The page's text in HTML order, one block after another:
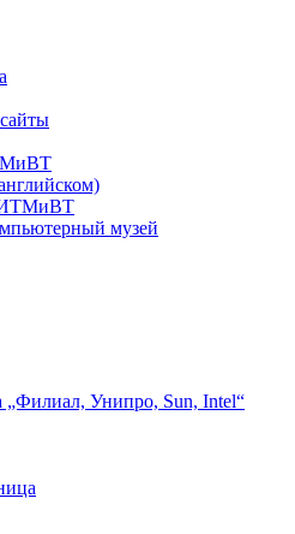
ИТМиВТ
музей
„Филиал, Унипро, Sun, Intel“